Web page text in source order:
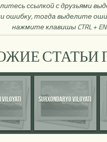
ссылкой с друзьями
ошибку, тогда выделите
нажмите клавишы CTRL +
СТАТЬИ
VILOYATI SURXONDARYO VILOYATI